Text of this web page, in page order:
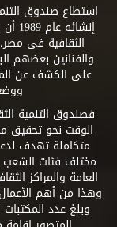
استطاع صندوق
الثقافية فى
والفنانين بعضهم
على الكشف عن
فصندوق التنمية
الوقت نحو تحقيق
متكاملة تهدف
مختلف فئات
العامة والمراكز
وهذا من أهم
وبلغ عدد